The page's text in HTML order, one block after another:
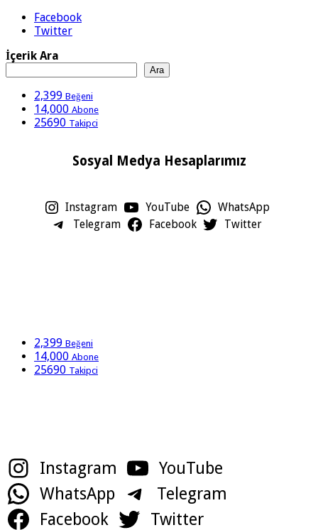
Facebook
Twitter
İçerik Ara
Ara
2,399 Beğeni
14,000 Abone
25690 Takipci
Sosyal Medya Hesaplarımız
Instagram YouTube
WhatsApp
Telegram
Facebook Twitter
2,399 Beğeni
14,000 Abone
25690 Takipci
Instagram
YouTube
WhatsApp
Telegram
Facebook
Twitter